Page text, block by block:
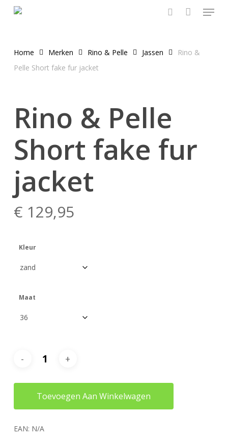
Menu
Home Merken Rino & Pelle Jassen
Rino &
Pelle Short fake fur jacket
Rino & Pelle
Short fake fur
jacket
€ 129,95
Kleur
Maat
Toevoegen Aan Winkelwagen
EAN: N/A